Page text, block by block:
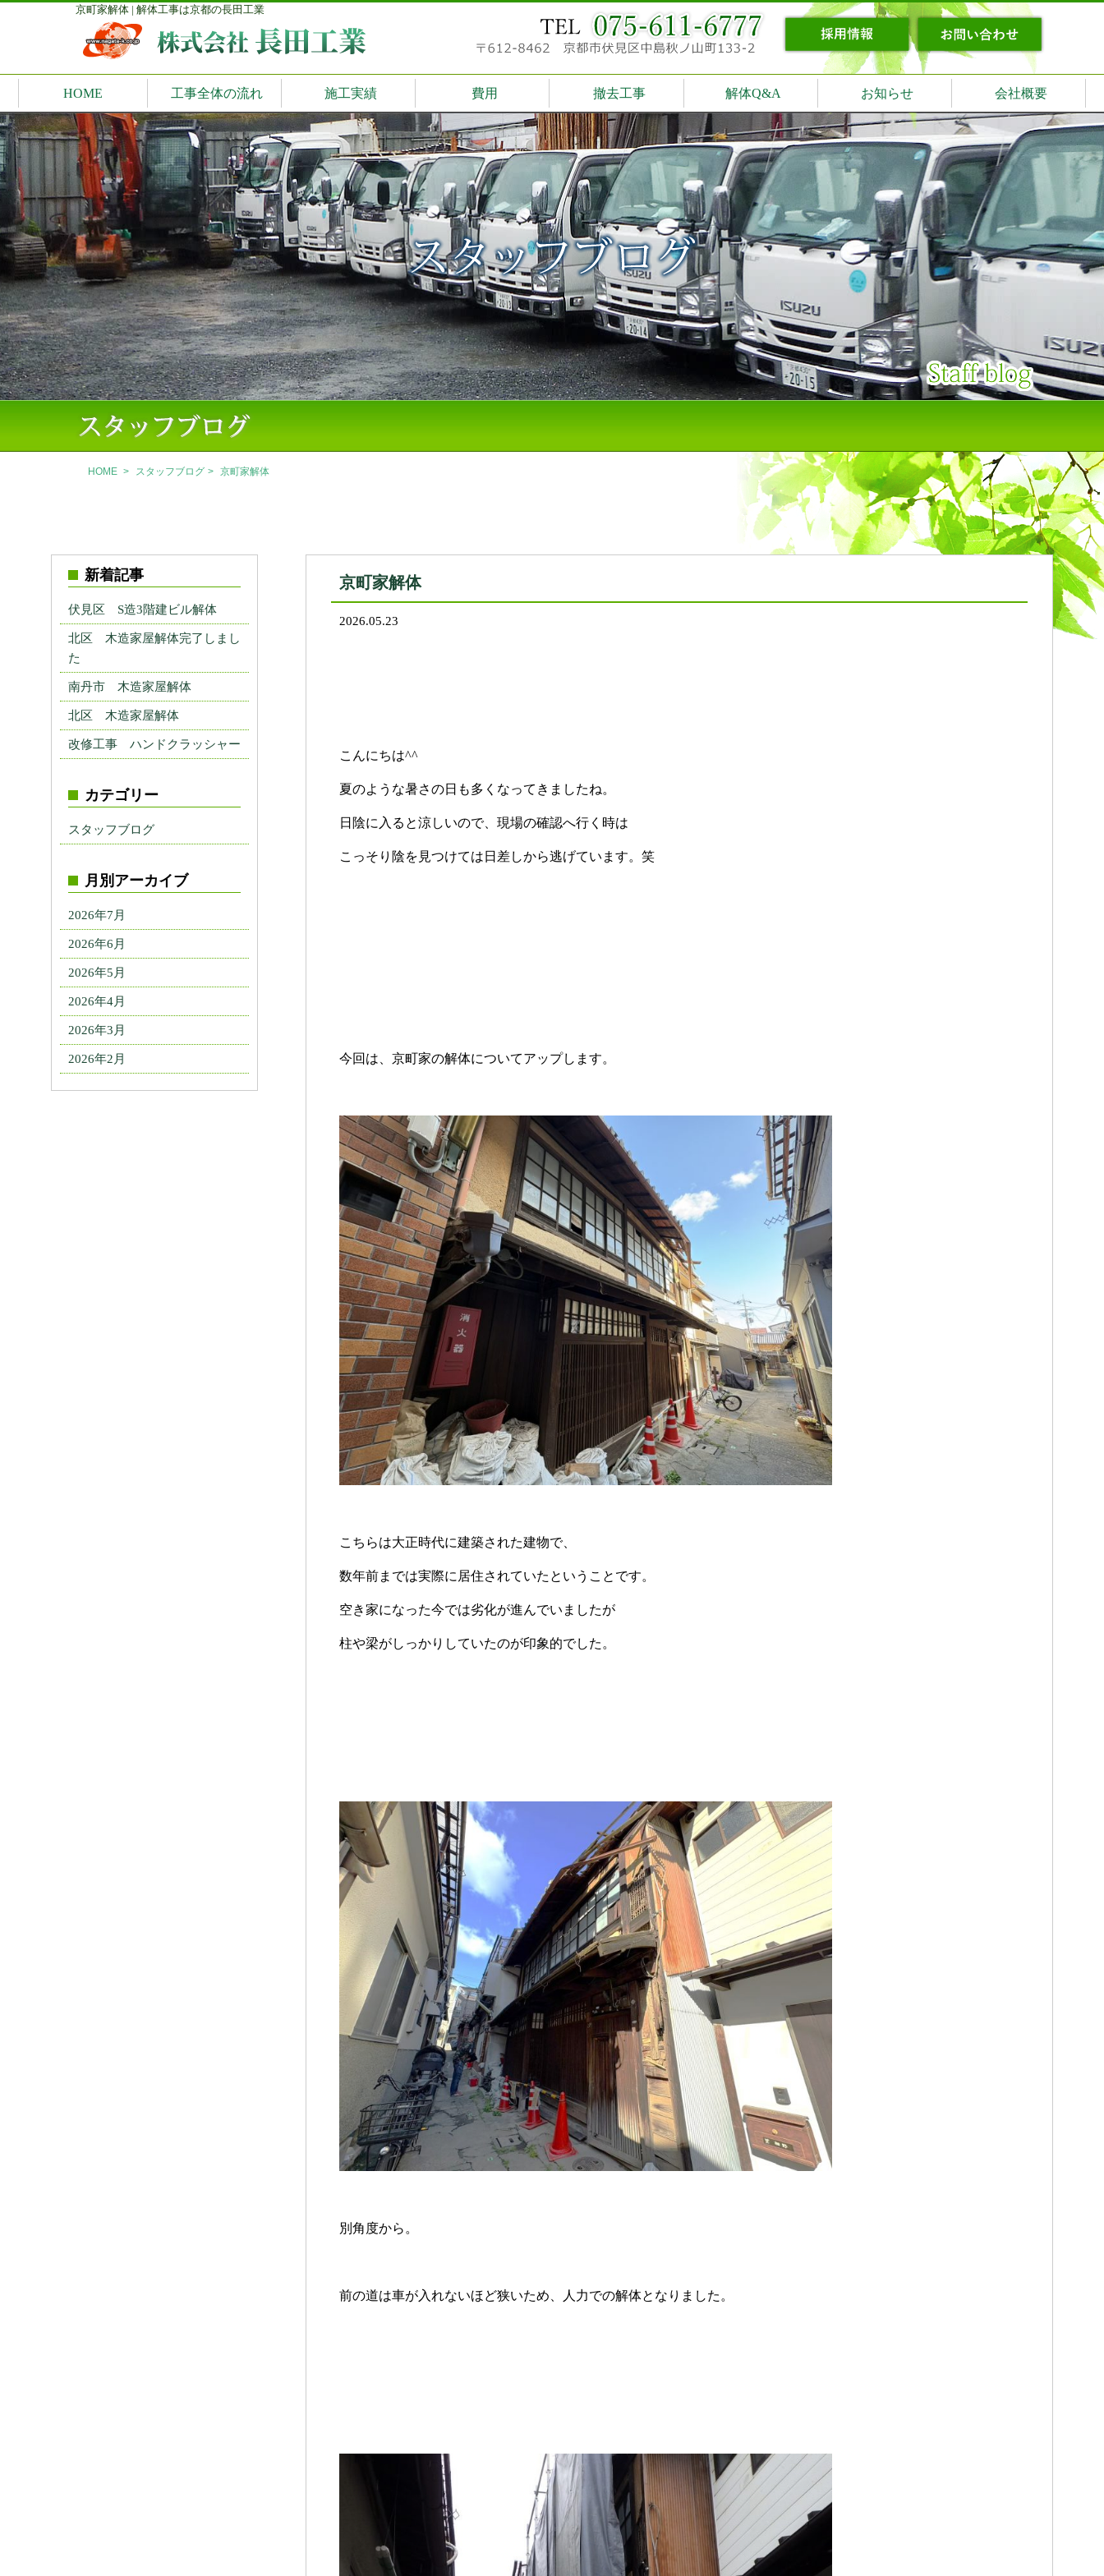
京町家解体 | 解体工事は京都の長田工業
HOME 工事全体の流れ 施工実績 費用 撤去工事 解体Q&A お知らせ 会社概要
HOME > スタッフブログ > 京町家解体
新着記事
伏見区 S造3階建ビル解体
北区 木造家屋解体完了しまし
た
南丹市 木造家屋解体
北区 木造家屋解体
改修工事 ハンドクラッシャー
カテゴリー
スタッフブログ
月別アーカイブ
2026年7月
2026年6月
2026年5月
2026年4月
2026年3月
2026年2月
京町家解体
2026.05.23
こんにちは^^
夏のような暑さの日も多くなってきましたね。
日陰に入ると涼しいので、現場の確認へ行く時は
こっそり陰を見つけては日差しから逃げています。笑
今回は、京町家の解体についてアップします。
こちらは大正時代に建築された建物で、
数年前までは実際に居住されていたということです。
空き家になった今では劣化が進んでいましたが
柱や梁がしっかりしていたのが印象的でした。
別角度から。
前の道は車が入れないほど狭いため、人力での解体となりました。